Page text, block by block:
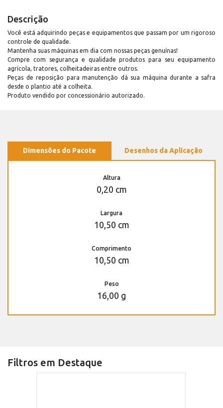
Descrição
Você está adquirindo peças e equipamentos que passam por um rigoroso
controle de qualidade.
Mantenha suas máquinas em dia com nossas peças genuínas!
Compre com segurança e qualidade produtos para seu equipamento
agrícola, tratores, colheitadeiras entre outros.
Peças de reposição para manutenção dá sua máquina durante a safra
desde o plantio até a colheita.
Produto vendido por concessionário autorizado.
Dimensões do Pacote Desenhos da Aplicação
Altura
0,20 cm
Largura
10,50 cm
Comprimento
10,50 cm
Peso
16,00 g
Filtros em Destaque